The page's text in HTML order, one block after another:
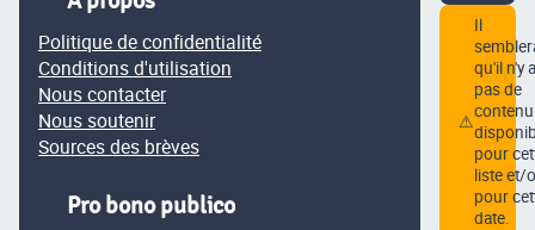
Politique de confidentialité
Conditions d'utilisation
Nous contacter
Nous soutenir
Sources des brèves
Pro bono publico
⚠
Il
qu'il n'y a
pas de
contenu
pour
liste et/
pour
date.